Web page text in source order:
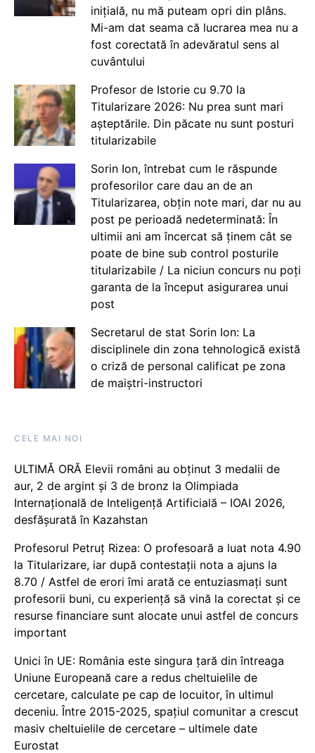
inițială, nu mă puteam opri din plâns.
Mi-am dat seama că lucrarea mea nu a
fost corectată în adevăratul sens al
cuvântului
Profesor de Istorie cu 9.70 la
Titularizare 2026: Nu prea sunt mari
așteptările. Din păcate nu sunt posturi
titularizabile
Sorin Ion, întrebat cum le răspunde
profesorilor care dau an de an
Titularizarea, obțin note mari, dar nu au
post pe perioadă nedeterminată: În
ultimii ani am încercat să ținem cât se
poate de bine sub control posturile
titularizabile / La niciun concurs nu poți
garanta de la început asigurarea unui
post
Secretarul de stat Sorin Ion: La
disciplinele din zona tehnologică există
o criză de personal calificat pe zona
de maiștri-instructori
CELE MAI NOI
ULTIMĂ ORĂ Elevii români au obținut 3 medalii de
aur, 2 de argint și 3 de bronz la Olimpiada
Internațională de Inteligență Artificială – IOAI 2026,
desfășurată în Kazahstan
Profesorul Petruț Rizea: O profesoară a luat nota 4.90
la Titularizare, iar după contestații nota a ajuns la
8.70 / Astfel de erori îmi arată ce entuziasmați sunt
profesorii buni, cu experiență să vină la corectat și ce
resurse financiare sunt alocate unui astfel de concurs
important
Unici în UE: România este singura țară din întreaga
Uniune Europeană care a redus cheltuielile de
cercetare, calculate pe cap de locuitor, în ultimul
deceniu. Între 2015-2025, spațiul comunitar a crescut
masiv cheltuielile de cercetare – ultimele date
Eurostat